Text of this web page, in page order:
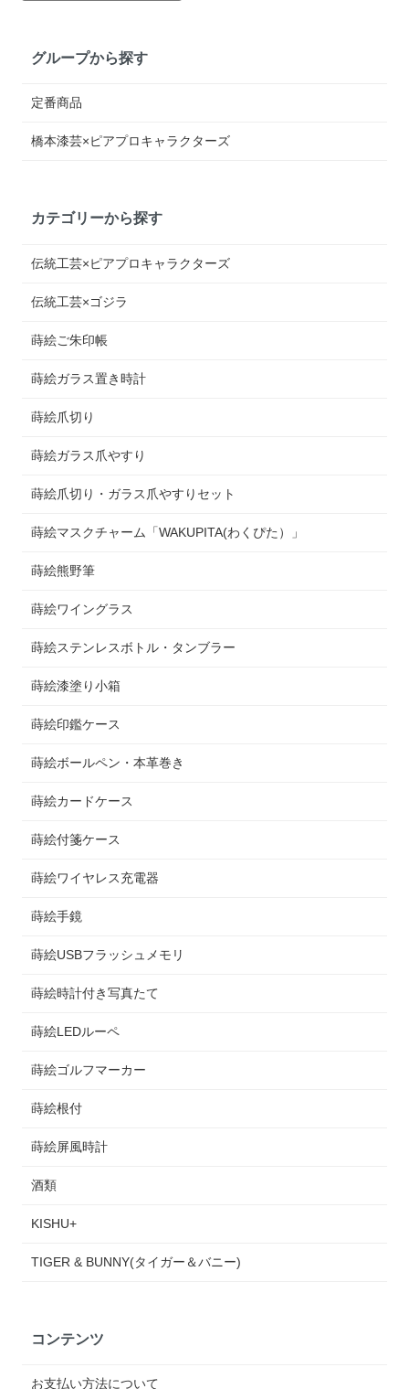
グループから探す
定番商品
橋本漆芸×ピアプロキャラクターズ
カテゴリーから探す
伝統工芸×ピアプロキャラクターズ
伝統工芸×ゴジラ
蒔絵ご朱印帳
蒔絵ガラス置き時計
蒔絵爪切り
蒔絵ガラス爪やすり
蒔絵爪切り・ガラス爪やすりセット
蒔絵マスクチャーム「WAKUPITA(わくぴた）」
蒔絵熊野筆
蒔絵ワイングラス
蒔絵ステンレスボトル・タンブラー
蒔絵漆塗り小箱
蒔絵印鑑ケース
蒔絵ボールペン・本革巻き
蒔絵カードケース
蒔絵付箋ケース
蒔絵ワイヤレス充電器
蒔絵手鏡
蒔絵USBフラッシュメモリ
蒔絵時計付き写真たて
蒔絵LEDルーペ
蒔絵ゴルフマーカー
蒔絵根付
蒔絵屏風時計
酒類
KISHU+
TIGER & BUNNY(タイガー＆バニー)
コンテンツ
お支払い方法について